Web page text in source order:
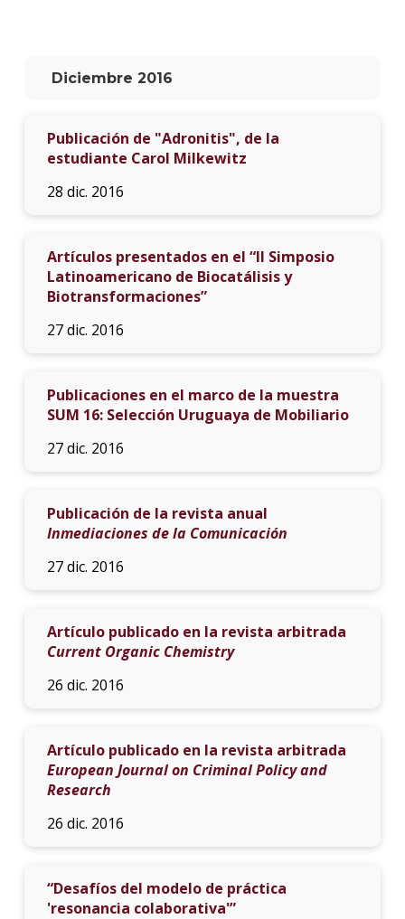
Diciembre 2016
Publicación de "Adronitis", de la
estudiante Carol Milkewitz
28 dic. 2016
Artículos presentados en el “II Simposio
Latinoamericano de Biocatálisis y
Biotransformaciones”
27 dic. 2016
Publicaciones en el marco de la muestra
SUM 16: Selección Uruguaya de Mobiliario
27 dic. 2016
Publicación de la revista anual
Inmediaciones de la Comunicación
27 dic. 2016
Artículo publicado en la revista arbitrada
Current Organic Chemistry
26 dic. 2016
Artículo publicado en la revista arbitrada
European Journal on Criminal Policy and
Research
26 dic. 2016
“Desafíos del modelo de práctica
'resonancia colaborativa'”